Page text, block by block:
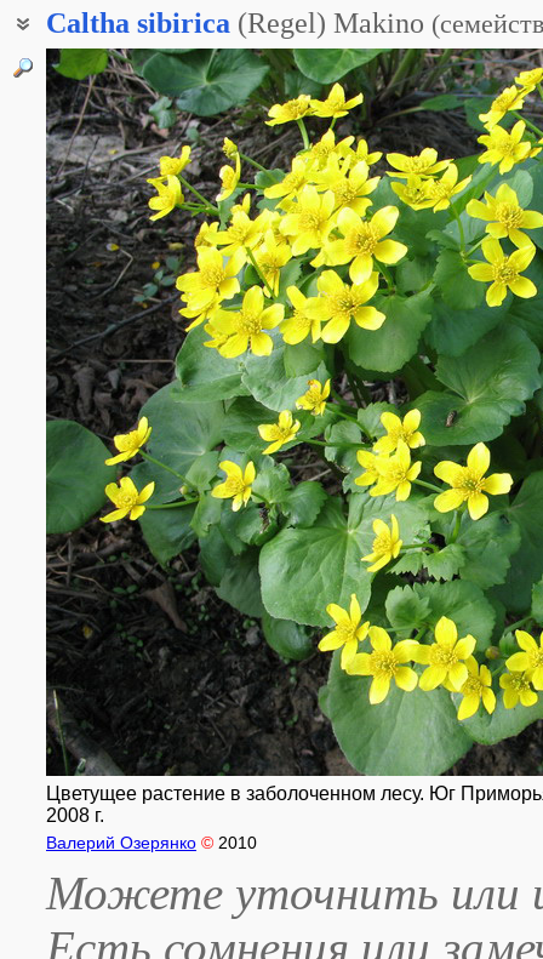
Caltha sibirica (Regel) Makino (
Цветущее растение в заболоченном лесу. Юг
2008 г.
Валерий Озерянко © 2010
Можете уточнить или
Есть сомнения или